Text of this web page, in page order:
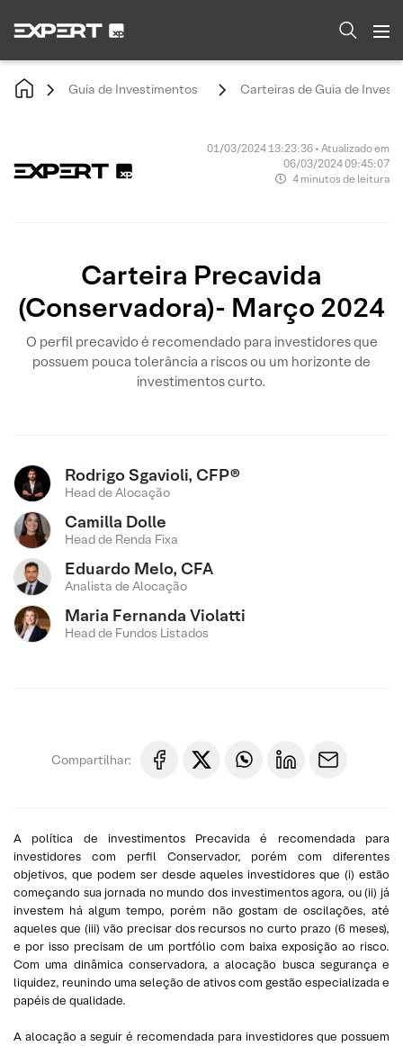
Guia de Investimentos Carteiras de Guia de
01/03/2024 13:23:36 • Atualizado em
06/03/2024 09:45:07
4 minutos de leitura
Carteira Precavida
(Conservadora)- Março 2024
O perfil precavido é recomendado para investidores que
possuem pouca tolerância a riscos ou um horizonte de
investimentos curto.
Rodrigo Sgavioli, CFP®
Head de Alocação
Camilla Dolle
Head de Renda Fixa
Eduardo Melo, CFA
Analista de Alocação
Maria Fernanda Violatti
Head de Fundos Listados
Compartilhar:
A política de investimentos Precavida é recomendada para
investidores com perfil Conservador, porém com diferentes
objetivos, que podem ser desde aqueles investidores que (i) estão
começando sua jornada no mundo dos investimentos agora, ou (ii) já
investem há algum tempo, porém não gostam de oscilações, até
aqueles que (iii) vão precisar dos recursos no curto prazo (6 meses),
e por isso precisam de um portfólio com baixa exposição ao risco.
Com uma dinâmica conservadora, a alocação busca segurança e
liquidez, reunindo uma seleção de ativos com gestão especializada e
papéis de qualidade.
A alocação a seguir é recomendada para investidores que possuem